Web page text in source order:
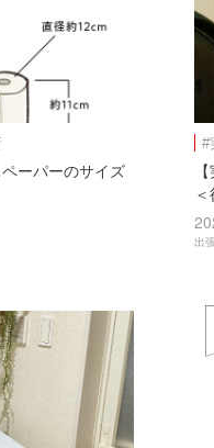
ーパーのサイズ
#
出